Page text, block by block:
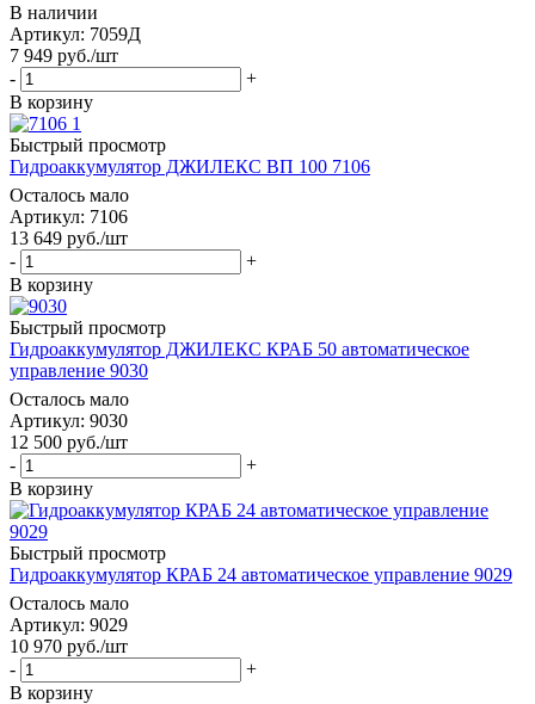
В наличии
Артикул: 7059Д
7 949 руб./шт
-
+
В корзину
Быстрый просмотр
Гидроаккумулятор ДЖИЛЕКС ВП 100 7106
Осталось мало
Артикул: 7106
13 649 руб./шт
-
+
В корзину
Быстрый просмотр
Гидроаккумулятор ДЖИЛЕКС КРАБ 50 автоматическое
управление 9030
Осталось мало
Артикул: 9030
12 500 руб./шт
-
+
В корзину
Быстрый просмотр
Гидроаккумулятор КРАБ 24 автоматическое управление 9029
Осталось мало
Артикул: 9029
10 970 руб./шт
-
+
В корзину